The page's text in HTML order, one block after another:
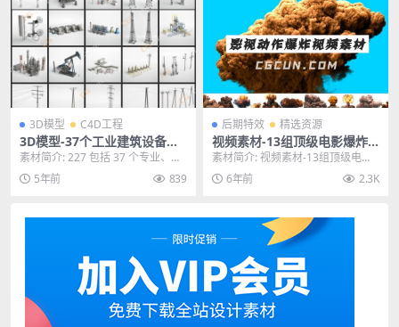
3D模型 C4D工程
3D模型-37个工业建筑设备模
型天线电线杆发电站加油站模
素材简介: 227 包括 37 个专业、高
质量的建筑可视化 3d 模型。该系列
配...5年前 839
后期特效 精选资源
视频素材-13组顶级电影爆炸
引燃蘑菇云特效动画素材 含透
明通道
素材简介: 视频素材-13组顶级电影
爆炸引燃蘑菇云特效动画素材 含透
明通道，此视...
6年前 2.3K